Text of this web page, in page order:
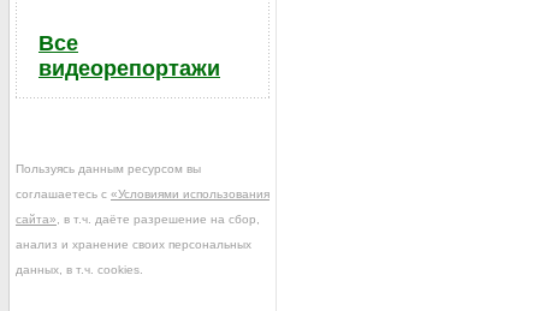
Все
видеорепортажи
Пользуясь данным ресурсом вы
соглашаетесь с «Условиями использования
сайта» , в т.ч. даёте разрешение на сбор,
анализ и хранение своих персональных
данных, в т.ч. cookies.